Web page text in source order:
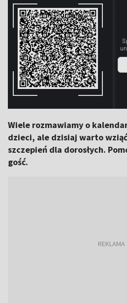
Wiele rozmawiamy o
dzieci, ale dzisiaj warto
szczepień dla dorosłych.
gość.